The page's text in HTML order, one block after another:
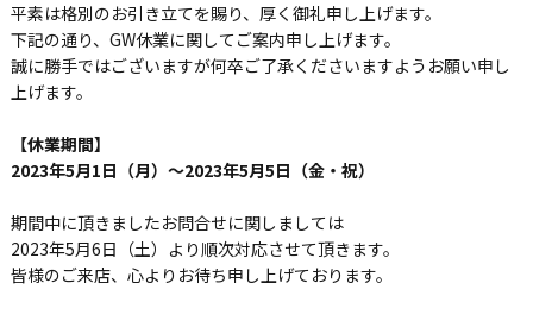
平素は格別のお引き立てを賜り、厚く御礼申し上げます。
下記の通り、GW休業に関してご案内申し上げます。
誠に勝手ではございますが何卒ご了承くださいますようお願い申し
上げます。
【休業期間】
2023年5月1日（月）～2023年5月5日（金・祝）
期間中に頂きましたお問合せに関しましては
2023年5月6日（土）より順次対応させて頂きます。
皆様のご来店、心よりお待ち申し上げております。